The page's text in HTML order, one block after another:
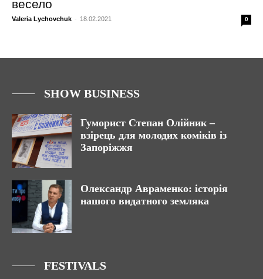
весело
Valeria Lychovchuk - 18.02.2021 0
SHOW BUSINESS
Гуморист Степан Олійник –
взірець для молодих коміків із
Запоріжжя
Олександр Авраменко: історія
нашого видатного земляка
FESTIVALS